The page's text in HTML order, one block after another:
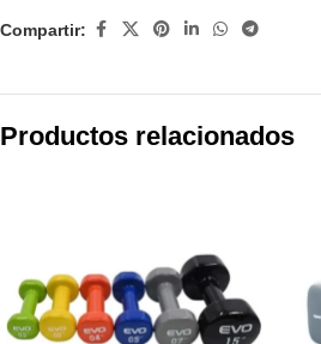
Compartir:
Productos relacionados